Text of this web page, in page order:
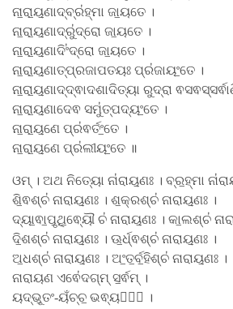
ନା॒ରା॒ୟ॒ଣାଦ୍ବ୍ର॑ହ୍ମା ଜା॒ୟତେ ।
ନା॒ରା॒ୟ॒ଣାଦ୍ରୁ॑ଦ୍ରୋ ଜା॒ୟତେ ।
ନା॒ରା॒ୟ॒ଣାଦିଂ॑ଦ୍ରୋ ଜା॒ୟତେ ।
ନା॒ରା॒ୟ॒ଣାତ୍ପ୍ରଜାପତୟଃ ପ୍ର॑ଜାୟଂ॒ତେ ।
ନା॒ରା॒ୟ॒ଣାଦ୍ଦ୍ଵାଦଶାଦିତ୍ୟା ରୁଦ୍ରା
ନା॒ରା॒ୟ॒ଣାଦେଵ ସମୁ॑ତ୍ପଦ୍ୟଂ॒ତେ ।
ନା॒ରା॒ୟ॒ଣେ ପ୍ର॑ଵର୍ତଂ॒ତେ ।
ନା॒ରା॒ୟ॒ଣେ ପ୍ର॑ଲୀୟଂ॒ତେ ॥
ଓମ୍ । ଅଥ ନିତ୍ୟୋ ନା॑ରାୟ॒ଣଃ । ବ୍ର॒ହ୍ମା
ଶି॒ଵଶ୍ଚ॑ ନାରାୟ॒ଣଃ । ଶ॒କ୍ରଶ୍ଚ॑ ନାରାୟ॒ଣଃ ।
ଦ୍ୟା॒ଵା॒ପୃ॒ଥି॒ଵ୍ୟୌ ଚ॑ ନାରାୟ॒ଣଃ । କା॒ଲଶ୍ଚ॑
ଦି॒ଶଶ୍ଚ॑ ନାରାୟ॒ଣଃ । ଊ॒ର୍ଧ୍ଵଶ୍ଚ॑ ନାରାୟ॒ଣଃ ।
ଅ॒ଧଶ୍ଚ॑ ନାରାୟ॒ଣଃ । ଅଂ॒ତ॒ର୍ବ॒ହିଶ୍ଚ॑ ନାରାୟ॒ଣଃ ।
ନାରାୟଣ ଏଵେ॑ଦଗ୍​ମ୍ ସ॒ର୍ଵମ୍ ।
ୟଦ୍ଭୂ॒ତଂ-ୟଁଚ୍ଚ॒ ଭଵ୍ୟମ୍᳚ ।